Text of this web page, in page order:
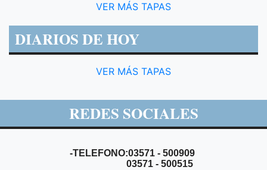
VER MÁS TAPAS
DIARIOS DE HOY
VER MÁS TAPAS
REDES SOCIALES
-TELEFONO:03571 - 500909
03571 - 500515